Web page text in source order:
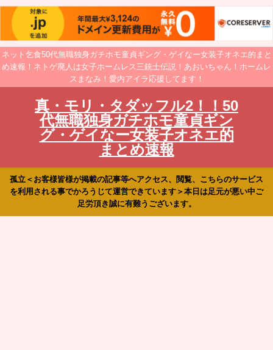
ネット乞食50代無職独身ガチホモ童貞ギング・ゲイなー女装子オネエ的まと
め速報！ネトゲ廃人は女子ホームレス三銃士伝説！あおいちゃん！ホームレ
スまなみ！愛内アイラ応援してます！
真・モリ・タダッフル2！！50
代無職独身ガチホモ童貞ギン
グ・ゲイなー女装子オネエ的
まとめ速報
孤立＜お客様皆様が掲載の記事等へアクセス、閲覧、こちらのサービス
を利用される事でかろうじて運営できています＞本日は足元が悪い中ご
足労頂き誠に有難うございます。